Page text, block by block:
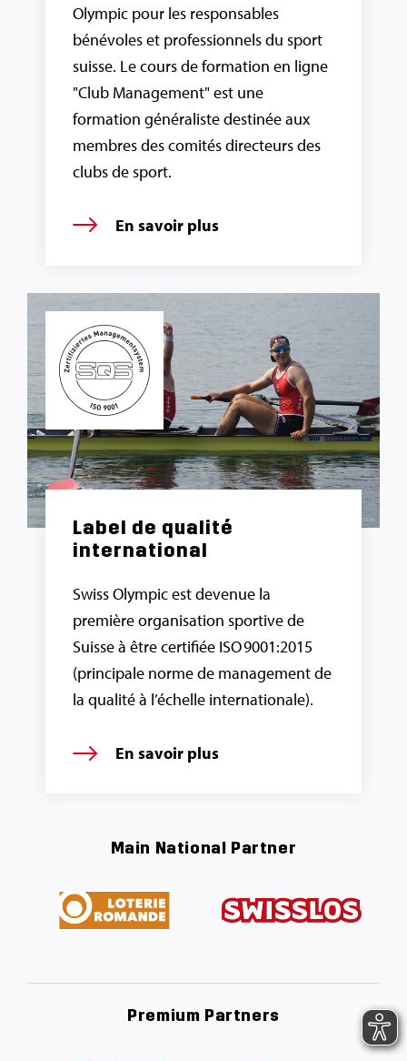
Olympic pour les responsables
bénévoles et professionnels du sport
suisse. Le cours de formation en ligne
"Club Management" est une
formation généraliste destinée aux
membres des comités directeurs des
clubs de sport.
En savoir plus
Label de qualité
international
Swiss Olympic est devenue la
première organisation sportive de
Suisse à être certifiée ISO 9001:2015
(principale norme de management de
la qualité à l’échelle internationale).
En savoir plus
Main National Partner
Premium Partners